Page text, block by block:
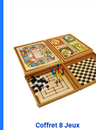
Coffret 8 Jeux